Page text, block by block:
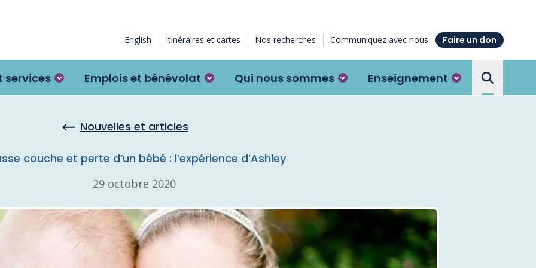
English Itinéraires et cartes Nos recherches Communiquez avec nous Faire un don
services Emplois et bénévolat Qui nous sommes Enseignement
Search
Nouvelles et articles
couche et perte d’un bébé : l’expérience d’Ashley
29 octobre 2020